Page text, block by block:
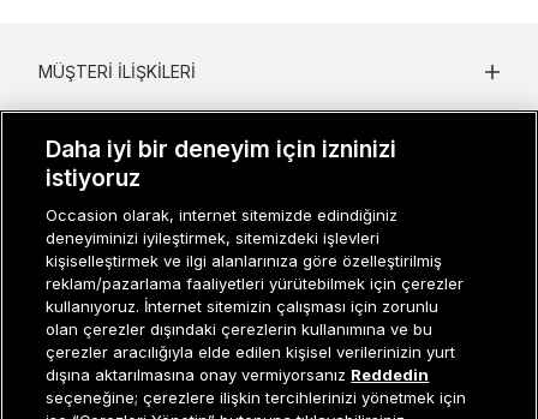
Müşteri İlişkileri0 850 800 01 20
MÜŞTERI İLIŞKILERI
KADIN KATEGORILER
GRUP MARKALAR
ERKEK KATEGORILER
Daha iyi bir deneyim için izninizi
istiyoruz
Occasion olarak, internet sitemizde edindiğiniz
deneyiminizi iyileştirmek, sitemizdeki işlevleri
kişiselleştirmek ve ilgi alanlarınıza göre özelleştirilmiş
reklam/pazarlama faaliyetleri yürütebilmek için çerezler
kullanıyoruz. İnternet sitemizin çalışması için zorunlu
olan çerezler dışındaki çerezlerin kullanımına ve bu
çerezler aracılığıyla elde edilen kişisel verilerinizin yurt
dışına aktarılmasına onay vermiyorsanız Reddedin
seçeneğine; çerezlere ilişkin tercihlerinizi yönetmek için